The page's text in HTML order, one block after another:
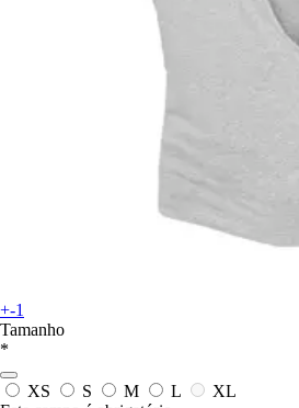
+-1
Tamanho
*
XS S M L
XL